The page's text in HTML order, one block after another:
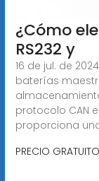
¿Cómo
RS232 y
16 de jul. de
baterías
protocolo CAN
proporciona
PRECIO GRATUITO